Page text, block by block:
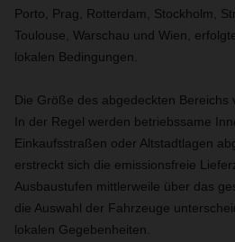
Porto, Prag, Rotterdam, Stockholm,
Toulouse, Warschau und Wien,
lokalen Bedingungen.
Die Größe des abgedeckten Bereichs
In der Regel werden betriebssame
Einkaufsstraßen oder Altstadtlagen
erstreckt sich die emissionsfreie
Ausbaustufen mittlerweile über das
die Auswahl der Fahrzeuge
lokalen Gegebenheiten.